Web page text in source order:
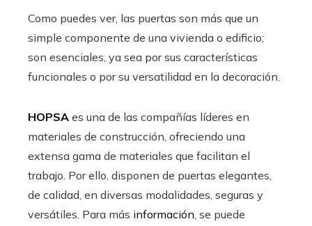
Como puedes ver, las puertas son más que un
simple componente de una vivienda o edificio;
son esenciales, ya sea por sus características
funcionales o por su versatilidad en la decoración.
HOPSA es una de las compañías líderes en
materiales de construcción, ofreciendo una
extensa gama de materiales que facilitan el
trabajo. Por ello, disponen de puertas elegantes,
de calidad, en diversas modalidades, seguras y
versátiles. Para más información, se puede